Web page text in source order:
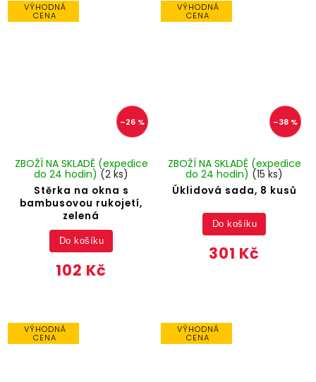
VÝHODNÁ
CENA
–26 %
Stěrka na okna s
bambusovou rukojetí,
zelená
ZBOŽÍ NA SKLADĚ (expedice
do 24 hodin) (2 ks)
102 Kč
Do košíku
VÝHODNÁ
CENA
–38 %
Úklidová sada, 8 kusů
ZBOŽÍ NA SKLADĚ (expedice
do 24 hodin) (15 ks)
301 Kč
Do košíku
VÝHODNÁ
CENA
VÝHODNÁ
CENA